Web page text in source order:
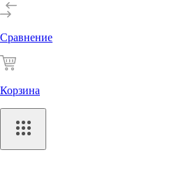
Сравнение
Корзина